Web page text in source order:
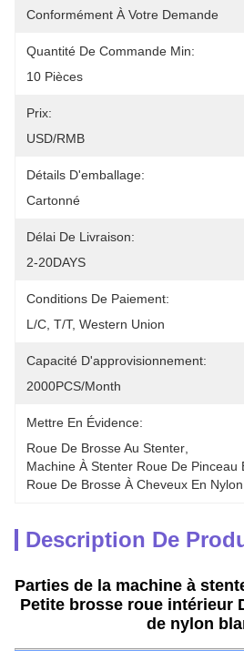
Conformément À Votre Demande
Quantité De Commande Min:
10 Pièces
Prix:
USD/RMB
Détails D'emballage:
Cartonné
Délai De Livraison:
2-20DAYS
Conditions De Paiement:
L/C, T/T, Western Union
Capacité D'approvisionnement:
2000PCS/Month
Mettre En Évidence:
Roue De Brosse Au Stenter
Machine À Stenter Roue De Pinceau
Roue De Brosse À Cheveux En Nylon
Description De
Parties de la machine à
Petite brosse roue intérieur
de nylon